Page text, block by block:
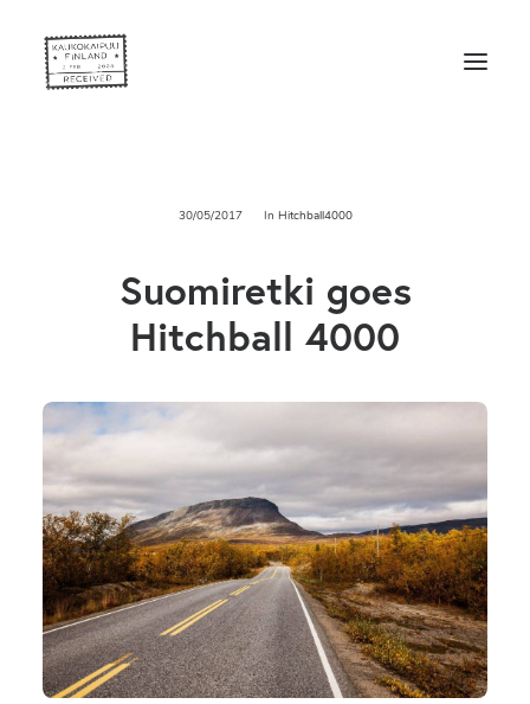
SEARCH
30/05/2017 In Hitchball4000
Suomiretki goes
Hitchball 4000